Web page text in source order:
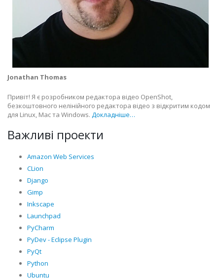
Jonathan Thomas
Привіт! Я є розробником редактора відео OpenShot,
безкоштовного нелінійного редактора відео з відкритим кодом
для Linux, Mac та Windows. Докладніше…
Важливі проекти
Amazon Web Services
CLion
Django
Gimp
Inkscape
Launchpad
PyCharm
PyDev - Eclipse Plugin
PyQt
Python
Ubuntu